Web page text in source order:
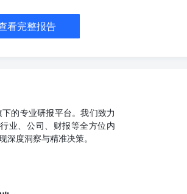
鼓、威海广泰延期披露年度报告。 报告声明 1.
的所有内容均不构成投资建议，任何投资者须
与本报告观点不一致的研究报告，本公司不承
存在直接或间接联系不做任何保证，相关风险
本报告的版权归本公司所有，未经本公司书面
本公司发布的报告和信息适用法律法规规定的
看完整报告
的专业研报平台。我们致力
业、公司、财报等全方位内
深度洞察与精准决策。